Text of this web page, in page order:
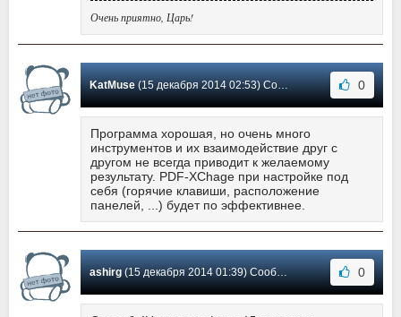
Очень приятно, Царь!
KatMuse(15 декабря 2014 02:53) Сообщение #7 0
Программа хорошая, но очень много
инструментов и их взаимодействие друг с
другом не всегда приводит к желаемому
результату. PDF-XChage при настройке под
себя (горячие клавиши, расположение
панелей, ...) будет по эффективнее.
ashirg(15 декабря 2014 01:39) Сообщение #6 0